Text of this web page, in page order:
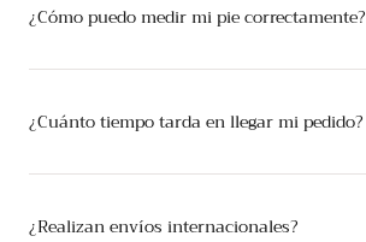
¿Cómo puedo medir mi pie correctamente?
¿Cuánto tiempo tarda en llegar mi pedido?
¿Realizan envíos internacionales?